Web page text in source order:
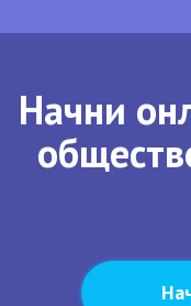
Начни